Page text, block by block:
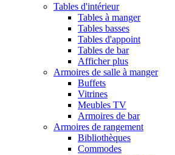
Tables d'intérieur
Tables à manger
Tables basses
Tables d'appoint
Tables de bar
Afficher plus
Armoires de salle à manger
Buffets
Vitrines
Meubles TV
Armoires de bar
Armoires de rangement
Bibliothèques
Commodes